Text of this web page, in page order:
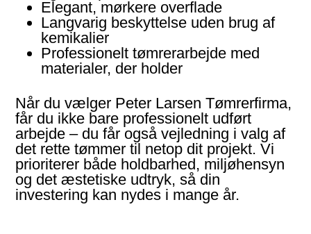
Elegant, mørkere overflade
Langvarig beskyttelse uden brug af
kemikalier
Professionelt tømrerarbejde med
materialer, der holder
Når du vælger Peter Larsen Tømrerfirma,
får du ikke bare professionelt udført
arbejde – du får også vejledning i valg af
det rette tømmer til netop dit projekt. Vi
prioriterer både holdbarhed, miljøhensyn
og det æstetiske udtryk, så din
investering kan nydes i mange år.